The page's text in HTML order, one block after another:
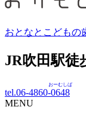
おとなとこどもの
JR吹田駅徒
tel.06-4860-0648
おーむしば
MENU